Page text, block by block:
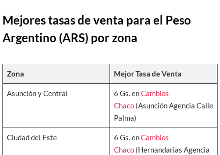
Mejores tasas de venta para el Peso
Argentino (ARS) por zona
Zona Mejor Tasa de Venta
Asunción y Central 6 Gs. enCambios
Chaco(Asunción Agencia Calle
Palma)
Ciudad del Este 6 Gs. enCambios
Chaco(Hernandarias Agencia